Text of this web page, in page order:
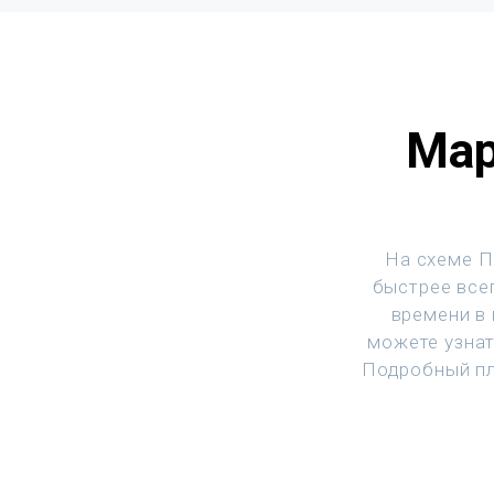
На схеме
быстрее
времени в
можете
Подробный